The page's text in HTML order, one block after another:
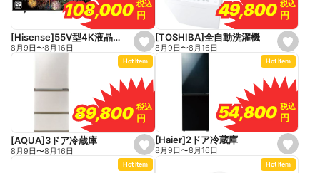
r
i
e
r
i
e
s
e
t
a
v
o
r
i
e
108,000
108,000 税込
税込
円
円
[Hisense]55V型4K液晶テレビ
8月9日〜8月16日
s
e
t
a
v
o
r
i
e
49,800
49,800 税込
税込
円
円
[TOSHIBA]全自動洗濯機
8月9日〜8月16日
s
e
t
Hot Item
89,800
89,800 税込
税込
円
円
[AQUA]3ドア冷蔵庫
8月9日〜8月16日
s
e
t
Hot Item
54,800
54,800 税込
税込
円
円
[Haier]2ドア冷蔵庫
8月9日〜8月16日
Hot Item Hot Item